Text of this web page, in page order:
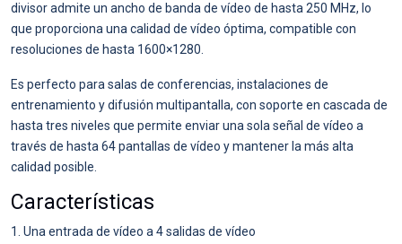
divisor admite un ancho de banda de vídeo de hasta 250 MHz, lo
que proporciona una calidad de vídeo óptima, compatible con
resoluciones de hasta 1600×1280.
Es perfecto para salas de conferencias, instalaciones de
entrenamiento y difusión multipantalla, con soporte en cascada de
hasta tres niveles que permite enviar una sola señal de vídeo a
través de hasta 64 pantallas de vídeo y mantener la más alta
calidad posible.
Características
1. Una entrada de vídeo a 4 salidas de vídeo